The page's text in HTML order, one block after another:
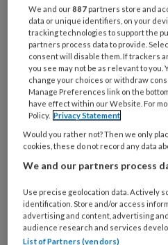
Klimaatverandering is
bedreigingen voor het
niet-duurzame
ontbossing, aantasting
ecosystemen en verlies
economieën die
brandstoffen, leiden tot
voedselonzekerheid,
vervuiling van land,
deze factoren hebben
effect op de menselijke
We and our887 partners store and
data or unique identifiers, on your
tracking technologies to support the
partners process data to provide.
consent will disable them. If trackers
you see may not be as relevant to
change your choices or withdraw
Manage Preferences link on the
have effect within our Website. For
Policy. Privacy Statement
Would you rather not? Then we only
cookies, these do not record any data
We and our partners process
Use precise geolocation data. Actively
identification. Store and/or access
advertising and content, advertising
audience research and services
List of Partners (vendors)